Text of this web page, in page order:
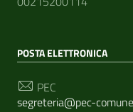
POSTA ELETTRONICA
PEC
segreteria@pec-